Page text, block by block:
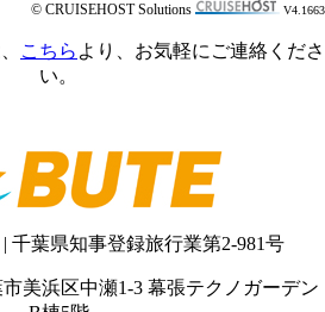
© CRUISEHOST Solutions V4.1663
こちら より、お気軽にご連絡くださ
い。
千葉県知事登録旅行業第2-981号
美浜区中瀬1-3 幕張テクノガーデン